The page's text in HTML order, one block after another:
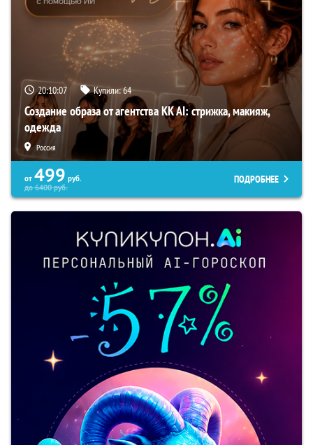
20:10:06 Купили:64
Создание образа от агентства KK AI: стрижка, макияж,
одежда
Россия
от 499 руб.
до6400руб.
ПОДРОБНЕЕ